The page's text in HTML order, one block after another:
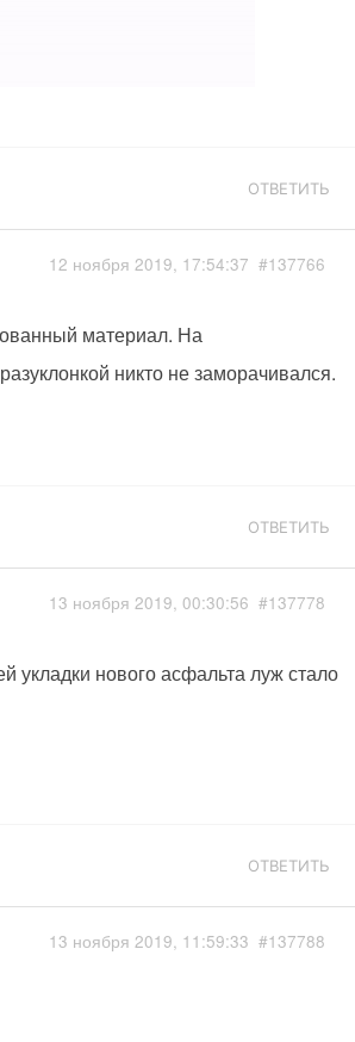
ОТВЕТИТЬ
12 ноября 2019, 17:54:37 #137766
материал. На
никто не заморачивался.
ОТВЕТИТЬ
13 ноября 2019, 00:30:56 #137778
укладки нового асфальта луж стало
ОТВЕТИТЬ
13 ноября 2019, 11:59:33 #137788